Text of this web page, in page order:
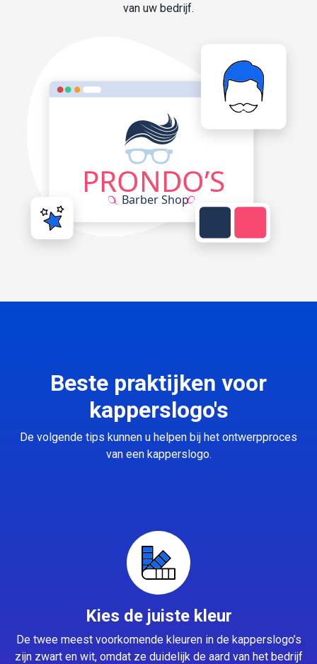
van uw bedrijf.
Beste praktijken voor
kapperslogo's
De volgende tips kunnen u helpen bij het ontwerpproces
van een kapperslogo.
Kies de juiste kleur
De twee meest voorkomende kleuren in de kapperslogo’s
zijn zwart en wit, omdat ze duidelijk de aard van het bedrijf